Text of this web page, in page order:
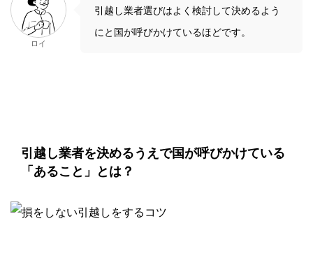
ロイ
引越し業者選びはよく検討して決めるよう
にと国が呼びかけているほどです。
引越し業者を決めるうえで国が呼びかけている
「あること」とは？